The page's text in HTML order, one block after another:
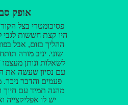
אופק
פסיכומטרי בצל
היו קצת חששות
ההליך בזום, אבל
שוני. יניב מורה
עם נסיון שעשה את
פעמים והדבר ניכר.
מהנה תמיד עם חיוך
יש לו אפליקצייה